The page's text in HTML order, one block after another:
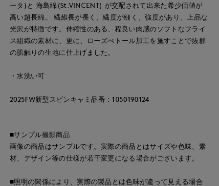
ータ)と 海島綿(St.VINCENT) が交配されて出来た希少価値が
高い超長綿。 繊維長が長く、繊度が細く、強度があり、上品な
光沢が特徴です。伸縮性のある、程良い肉感のソフトなフライ
ス組織の素材に、更に、ローズぺトール加工を施すことで抜群
の肌触りの生地に仕上げました。
・水洗い可
2025FW新型スビンキャミ品番：1050190124
■サンプル撮影商品
画像の商品はサンプルです。実際の商品とはサイズや色味、素
材、デザイン等の仕様が若干変更になる場合がございます。
■照明の関係により、実際の製品とは色味が違って見える場合